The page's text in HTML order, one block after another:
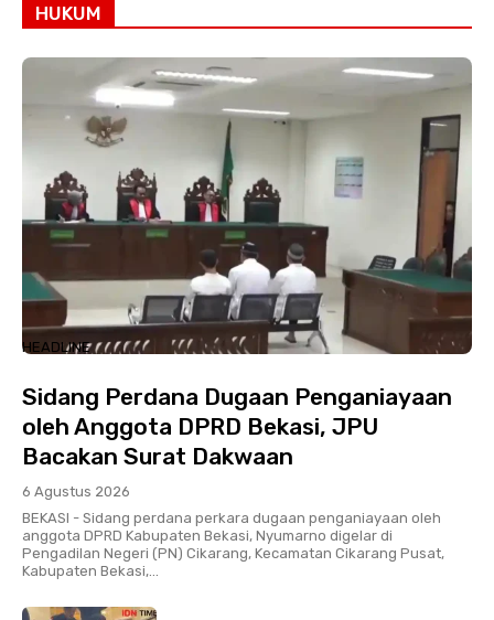
HUKUM
HEADLINE
Sidang Perdana Dugaan Penganiayaan
oleh Anggota DPRD Bekasi, JPU
Bacakan Surat Dakwaan
6 Agustus 2026
BEKASI - Sidang perdana perkara dugaan penganiayaan oleh
anggota DPRD Kabupaten Bekasi, Nyumarno digelar di
Pengadilan Negeri (PN) Cikarang, Kecamatan Cikarang Pusat,
Kabupaten Bekasi,...